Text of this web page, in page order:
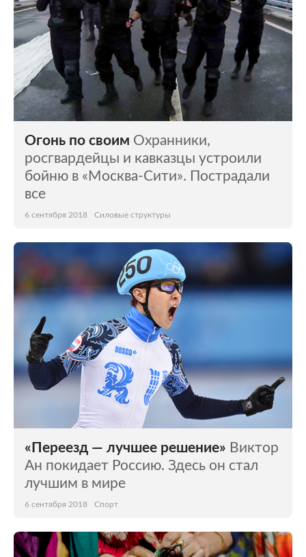
Огонь по своим Охранники,
росгвардейцы и кавказцы устроили
бойню в «Москва-Сити». Пострадали
все
6 сентября 2018 Силовые структуры
«Переезд — лучшее решение» Виктор
Ан покидает Россию. Здесь он стал
лучшим в мире
6 сентября 2018 Спорт